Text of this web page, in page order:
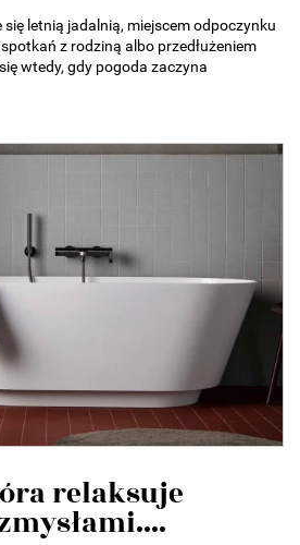
letnią jadalnią, miejscem odpoczynku
z rodziną albo przedłużeniem
wtedy, gdy pogoda zaczyna
relaksuje